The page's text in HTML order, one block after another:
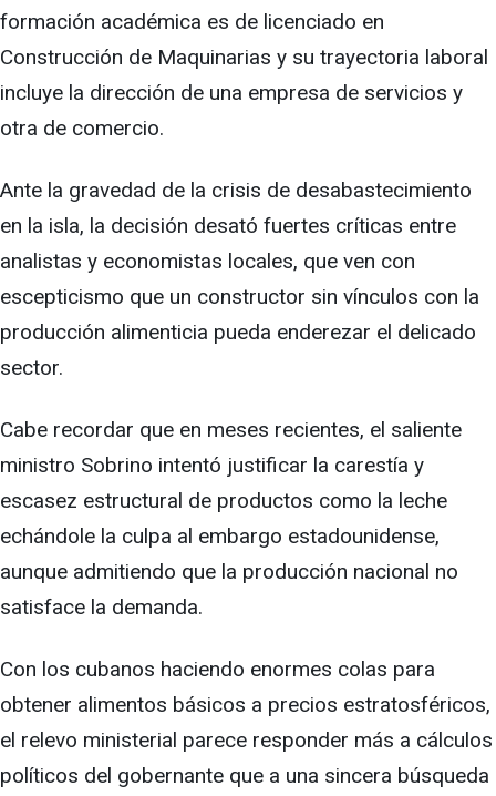
formación académica es de licenciado en
Construcción de Maquinarias y su trayectoria laboral
incluye la dirección de una empresa de servicios y
otra de comercio.
Ante la gravedad de la crisis de desabastecimiento
en la isla, la decisión desató fuertes críticas entre
analistas y economistas locales, que ven con
escepticismo que un constructor sin vínculos con la
producción alimenticia pueda enderezar el delicado
sector.
Cabe recordar que en meses recientes, el saliente
ministro Sobrino intentó justificar la carestía y
escasez estructural de productos como la leche
echándole la culpa al embargo estadounidense,
aunque admitiendo que la producción nacional no
satisface la demanda.
Con los cubanos haciendo enormes colas para
obtener alimentos básicos a precios estratosféricos,
el relevo ministerial parece responder más a cálculos
políticos del gobernante que a una sincera búsqueda